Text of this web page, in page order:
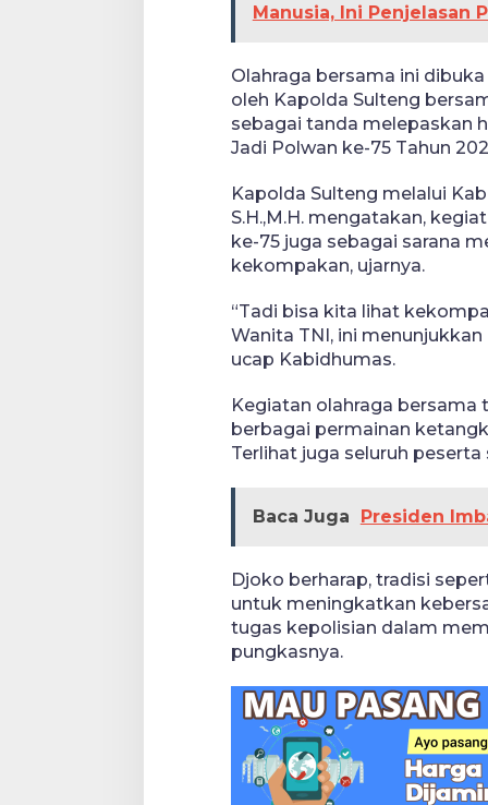
Manusia, Ini Penjelasan
Olahraga bersama ini
oleh Kapolda Sulteng
sebagai tanda melepaskan
Jadi Polwan ke-75 Tahun
Kapolda Sulteng melalui
S.H.,M.H. mengatakan,
ke-75 juga sebagai sarana
kekompakan, ujarnya.
“Tadi bisa kita lihat
Wanita TNI, ini
ucap Kabidhumas.
Kegiatan olahraga bersama
berbagai permainan
Terlihat juga seluruh
Baca Juga Presiden
Djoko berharap, tradisi
untuk meningkatkan
tugas kepolisian dalam
pungkasnya.